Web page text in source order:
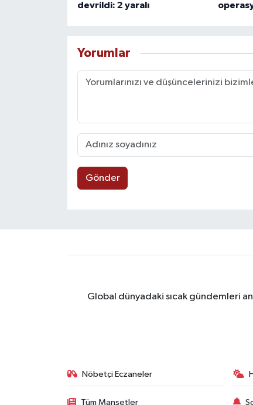
devrildi: 2 yaralı
Yorumlar
Gönder
Global dünyadaki sıcak gündemleri
Nöbetçi Eczaneler
Tüm Manşetler